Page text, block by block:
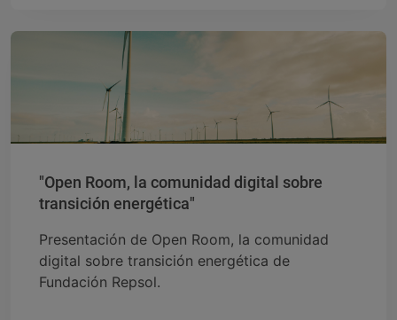
"Open Room, la comunidad digital sobre
transición energética"
Presentación de Open Room, la comunidad
digital sobre transición energética de
Fundación Repsol.